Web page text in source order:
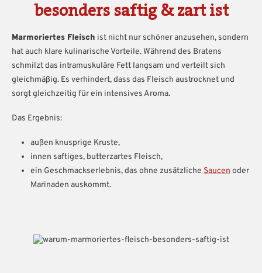
besonders saftig & zart ist
Marmoriertes Fleisch ist nicht nur schöner anzusehen, sondern
hat auch klare kulinarische Vorteile. Während des Bratens
schmilzt das intramuskuläre Fett langsam und verteilt sich
gleichmäßig. Es verhindert, dass das Fleisch austrocknet und
sorgt gleichzeitig für ein intensives Aroma.
Das Ergebnis:
außen knusprige Kruste,
innen saftiges, butterzartes Fleisch,
ein Geschmackserlebnis, das ohne zusätzliche Saucen oder
Marinaden auskommt.